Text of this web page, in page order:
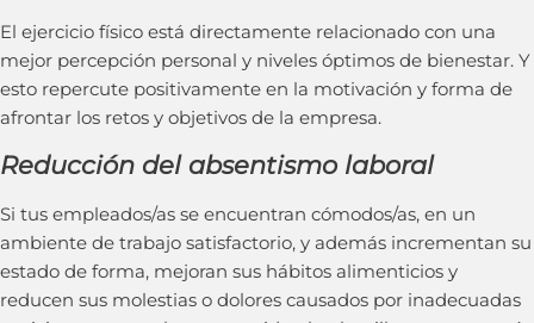
El ejercicio físico está directamente relacionado con una
mejor percepción personal y niveles óptimos de bienestar. Y
esto repercute positivamente en la motivación y forma de
afrontar los retos y objetivos de la empresa.
Reducción del absentismo laboral
Si tus empleados/as se encuentran cómodos/as, en un
ambiente de trabajo satisfactorio, y además incrementan su
estado de forma, mejoran sus hábitos alimenticios y
reducen sus molestias o dolores causados por inadecuadas